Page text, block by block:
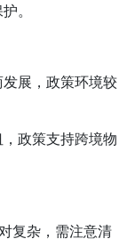
。
展，政策环境较
政策支持跨境物
复杂，需注意清